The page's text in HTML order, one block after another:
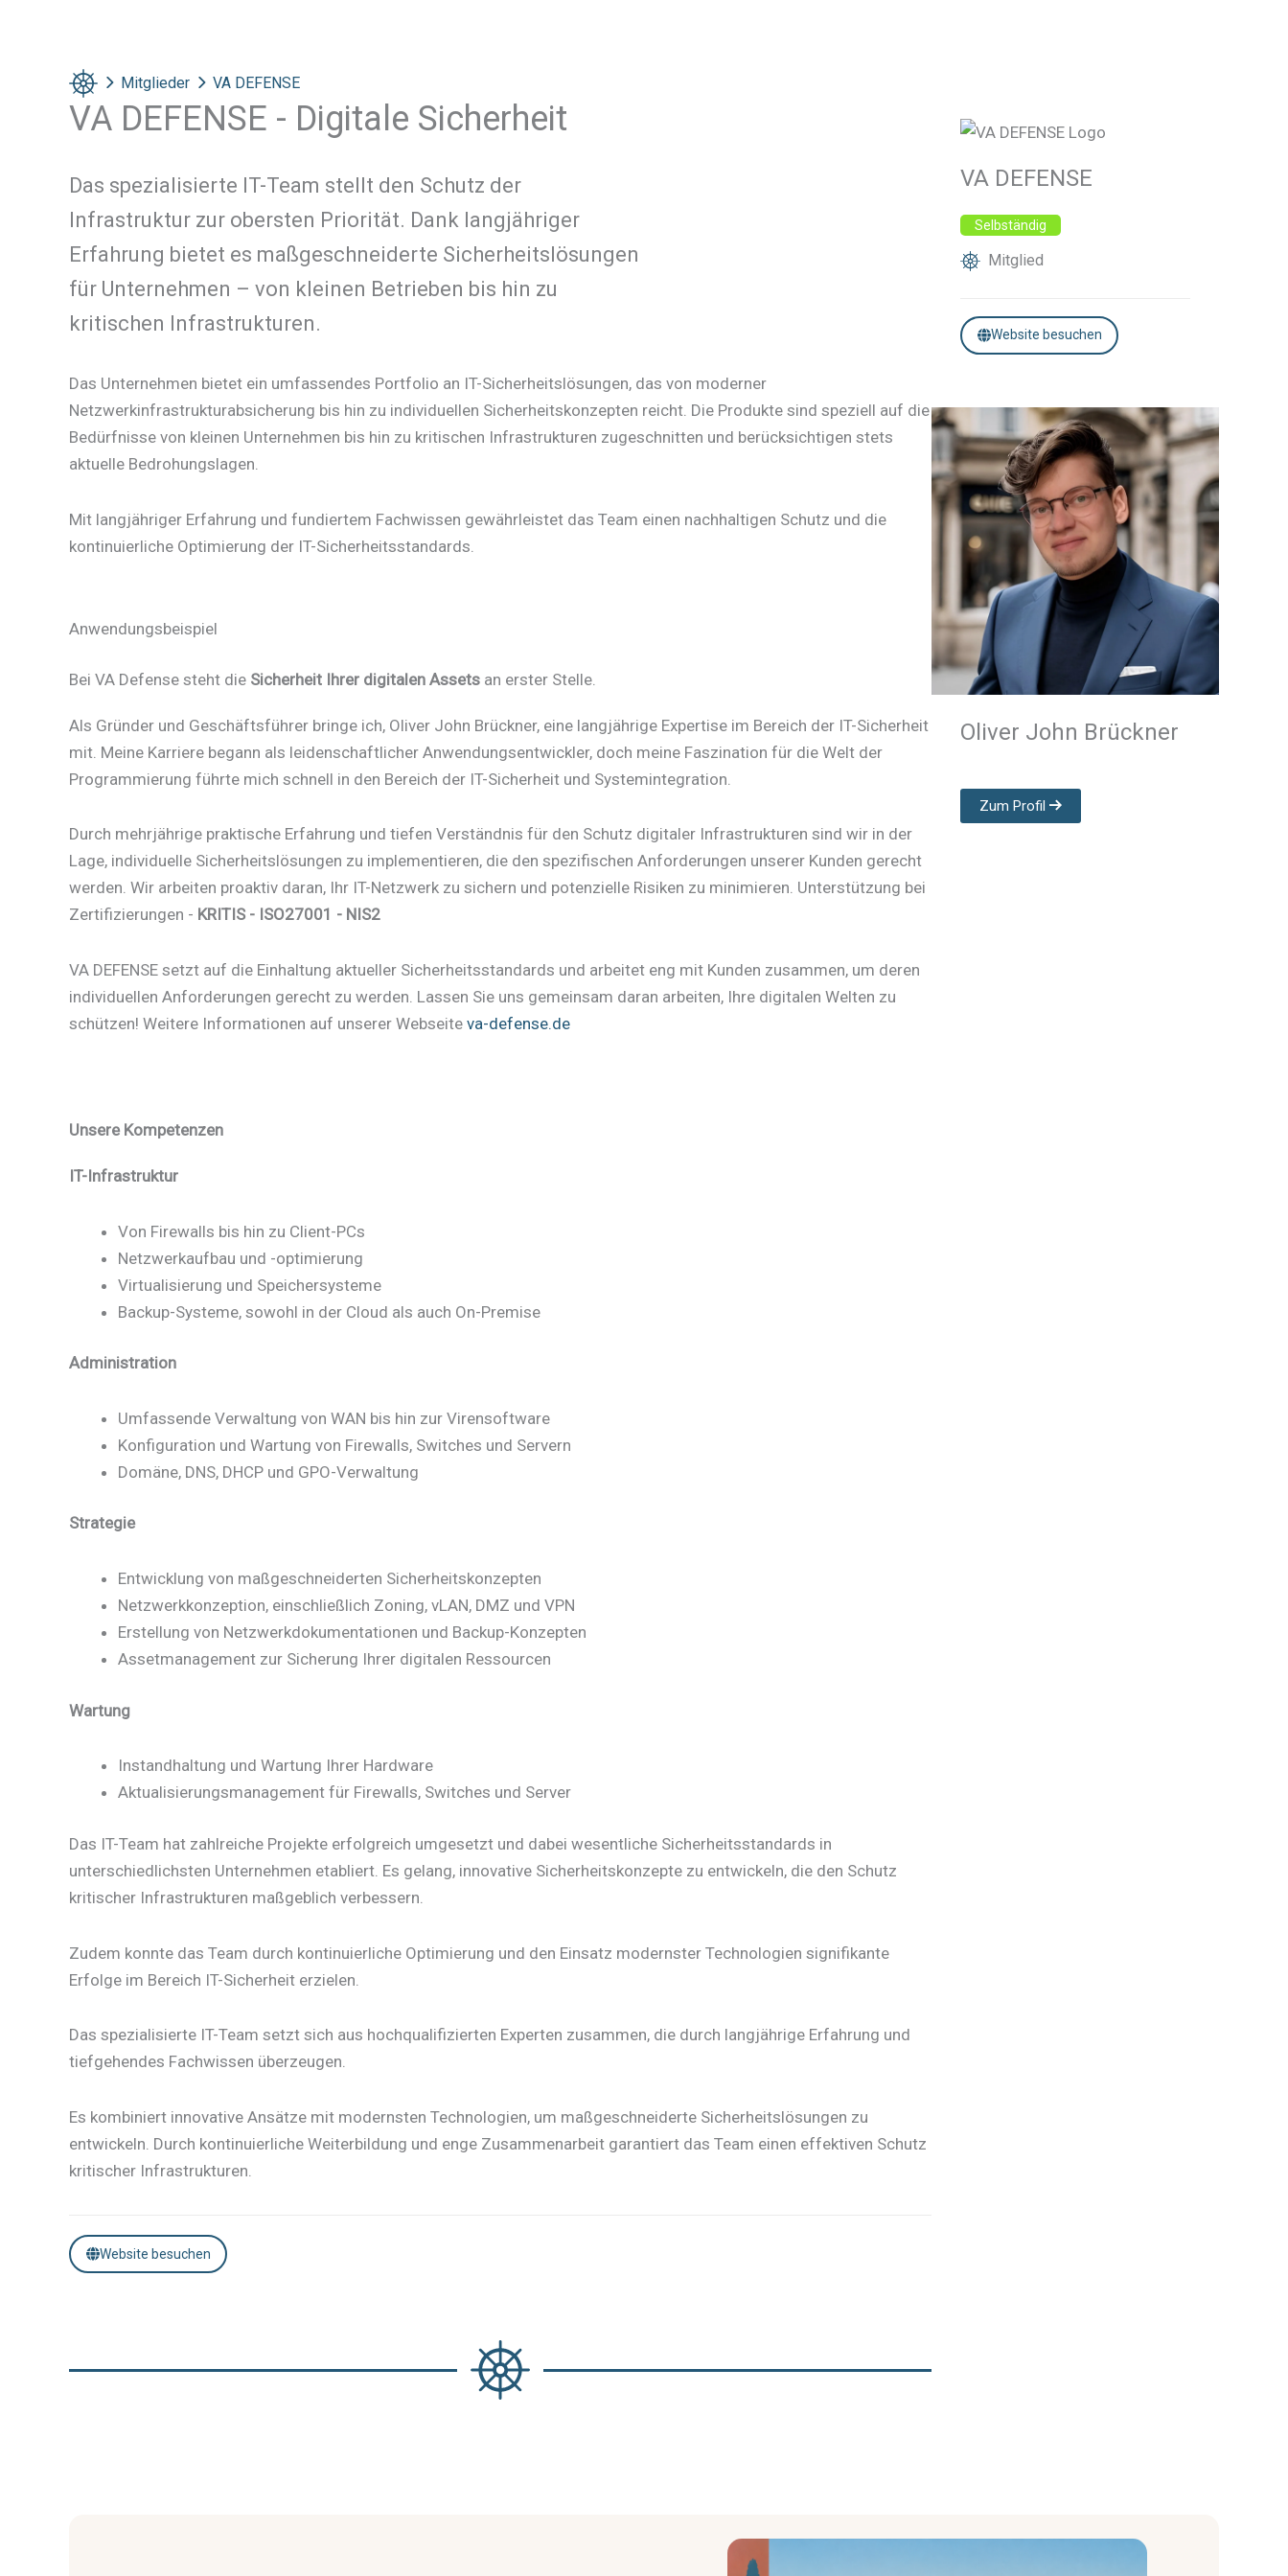
Mitglieder VA DEFENSE
VA DEFENSE - Digitale Sicherheit
Das spezialisierte IT-Team stellt den Schutz der
Infrastruktur zur obersten Priorität. Dank langjähriger
Erfahrung bietet es maßgeschneiderte Sicherheitslösungen
für Unternehmen – von kleinen Betrieben bis hin zu
kritischen Infrastrukturen.
Das Unternehmen bietet ein umfassendes Portfolio an IT-Sicherheitslösungen, das von moderner
Netzwerkinfrastrukturabsicherung bis hin zu individuellen Sicherheitskonzepten reicht. Die Produkte sind speziell auf die
Bedürfnisse von kleinen Unternehmen bis hin zu kritischen Infrastrukturen zugeschnitten und berücksichtigen stets
aktuelle Bedrohungslagen.
Mit langjähriger Erfahrung und fundiertem Fachwissen gewährleistet das Team einen nachhaltigen Schutz und die
kontinuierliche Optimierung der IT-Sicherheitsstandards.
Anwendungsbeispiel
Bei VA Defense steht die Sicherheit Ihrer digitalen Assets an erster Stelle.
Als Gründer und Geschäftsführer bringe ich, Oliver John Brückner, eine langjährige Expertise im Bereich der IT-Sicherheit
mit. Meine Karriere begann als leidenschaftlicher Anwendungsentwickler, doch meine Faszination für die Welt der
Programmierung führte mich schnell in den Bereich der IT-Sicherheit und Systemintegration.
Durch mehrjährige praktische Erfahrung und tiefen Verständnis für den Schutz digitaler Infrastrukturen sind wir in der
Lage, individuelle Sicherheitslösungen zu implementieren, die den spezifischen Anforderungen unserer Kunden gerecht
werden. Wir arbeiten proaktiv daran, Ihr IT-Netzwerk zu sichern und potenzielle Risiken zu minimieren. Unterstützung bei
Zertifizierungen - KRITIS - ISO27001 - NIS2
VA DEFENSE setzt auf die Einhaltung aktueller Sicherheitsstandards und arbeitet eng mit Kunden zusammen, um deren
individuellen Anforderungen gerecht zu werden. Lassen Sie uns gemeinsam daran arbeiten, Ihre digitalen Welten zu
schützen! Weitere Informationen auf unserer Webseite va-defense.de
Unsere Kompetenzen
IT-Infrastruktur
Von Firewalls bis hin zu Client-PCs
Netzwerkaufbau und -optimierung
Virtualisierung und Speichersysteme
Backup-Systeme, sowohl in der Cloud als auch On-Premise
Administration
Umfassende Verwaltung von WAN bis hin zur Virensoftware
Konfiguration und Wartung von Firewalls, Switches und Servern
Domäne, DNS, DHCP und GPO-Verwaltung
Strategie
Entwicklung von maßgeschneiderten Sicherheitskonzepten
Netzwerkkonzeption, einschließlich Zoning, vLAN, DMZ und VPN
Erstellung von Netzwerkdokumentationen und Backup-Konzepten
Assetmanagement zur Sicherung Ihrer digitalen Ressourcen ⁠
Wartung
Instandhaltung und Wartung Ihrer Hardware
Aktualisierungsmanagement für Firewalls, Switches und Server
Das IT-Team hat zahlreiche Projekte erfolgreich umgesetzt und dabei wesentliche Sicherheitsstandards in
unterschiedlichsten Unternehmen etabliert. Es gelang, innovative Sicherheitskonzepte zu entwickeln, die den Schutz
kritischer Infrastrukturen maßgeblich verbessern.
Zudem konnte das Team durch kontinuierliche Optimierung und den Einsatz modernster Technologien signifikante
Erfolge im Bereich IT-Sicherheit erzielen.
Das spezialisierte IT-Team setzt sich aus hochqualifizierten Experten zusammen, die durch langjährige Erfahrung und
tiefgehendes Fachwissen überzeugen.
Es kombiniert innovative Ansätze mit modernsten Technologien, um maßgeschneiderte Sicherheitslösungen zu
entwickeln. Durch kontinuierliche Weiterbildung und enge Zusammenarbeit garantiert das Team einen effektiven Schutz
kritischer Infrastrukturen.
Website besuchen
VA DEFENSE
Selbständig
Mitglied
Website besuchen
Oliver John Brückner
Zum Profil